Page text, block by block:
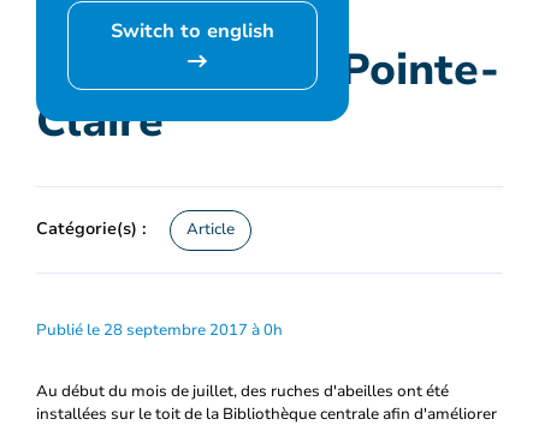
Switch to english
Les abeilles à Pointe-
Claire
Catégorie(s) : Article
Publié le 28 septembre 2017 à 0h
Au début du mois de juillet, des ruches d'abeilles ont été
installées sur le toit de la Bibliothèque centrale afin d'améliorer